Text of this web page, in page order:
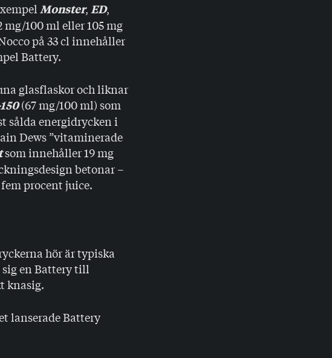
Monster, ED,
100 ml eller 105 mg
på 33 cl innehåller
Battery.
glasflaskor och liknar
(67 mg/100 ml) som
sålda energidrycken i
Dews ”vitaminerade
som innehåller 19 mg
betonar –
procent juice.
hör är typiska
en Battery till
knasig.
lanserade Battery